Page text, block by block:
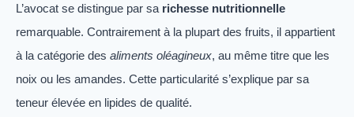
L’avocat se distingue par sa richesse nutritionnelle
remarquable. Contrairement à la plupart des fruits, il appartient
à la catégorie des aliments oléagineux, au même titre que les
noix ou les amandes. Cette particularité s’explique par sa
teneur élevée en lipides de qualité.